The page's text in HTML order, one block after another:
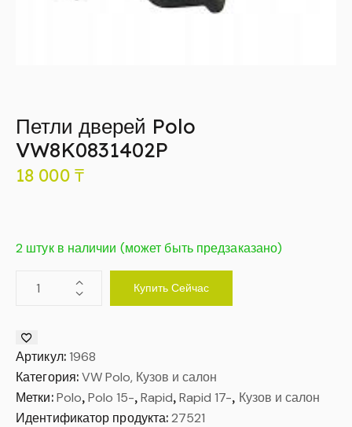
Петли дверей Polo
VW8K0831402P
18 000 ₸
2 штук в наличии (может быть предзаказано)
Купить Сейчас
Артикул: 1968
Категория:VW Polo, Кузов и салон
Метки: Polo, Polo 15-,Rapid,Rapid 17-, Кузов и салон
Идентификатор продукта:27521